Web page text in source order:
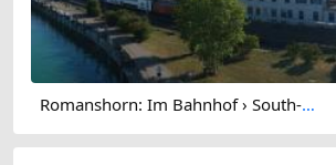
Romanshorn: Im Bahnhof › South-west: Hafen Romanshorn